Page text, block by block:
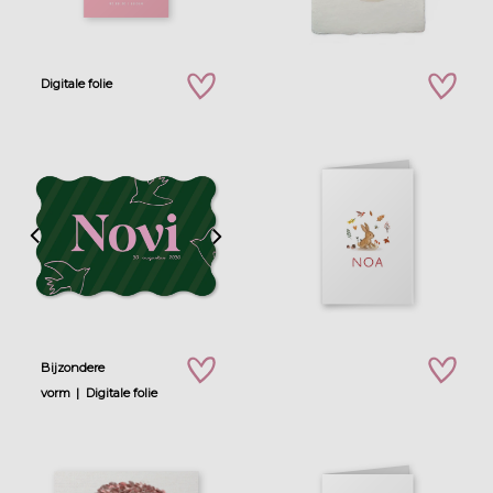
Digitale folie
zet op verlanglijstje zet op
Bijzondere
vorm
Digitale folie zet op verlanglijstje zet op